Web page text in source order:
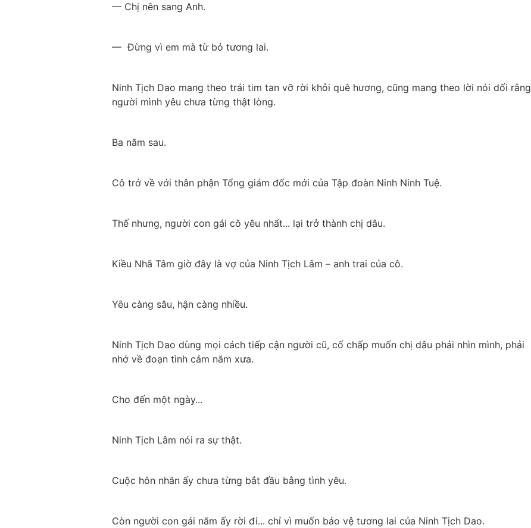
— Chị nên sang Anh.
—  Đừng vì em mà từ bỏ tương lai.
Ninh Tịch Dao mang theo trái tim tan vỡ rời khỏi quê hương, cũng mang theo lời nói dối rằng
người mình yêu chưa từng thật lòng.
Ba năm sau.
Cô trở về với thân phận Tổng giám đốc mới của Tập đoàn Ninh Ninh Tuệ.
Thế nhưng, người con gái cô yêu nhất... lại trở thành chị dâu.
Kiều Nhã Tâm giờ đây là vợ của Ninh Tịch Lâm – anh trai của cô.
Yêu càng sâu, hận càng nhiều.
Ninh Tịch Dao dùng mọi cách tiếp cận người cũ, cố chấp muốn chị dâu phải nhìn mình, phải
nhớ về đoạn tình cảm năm xưa.
Cho đến một ngày...
Ninh Tịch Lâm nói ra sự thật.
Cuộc hôn nhân ấy chưa từng bắt đầu bằng tình yêu.
Còn người con gái năm ấy rời đi... chỉ vì muốn bảo vệ tương lai của Ninh Tịch Dao.